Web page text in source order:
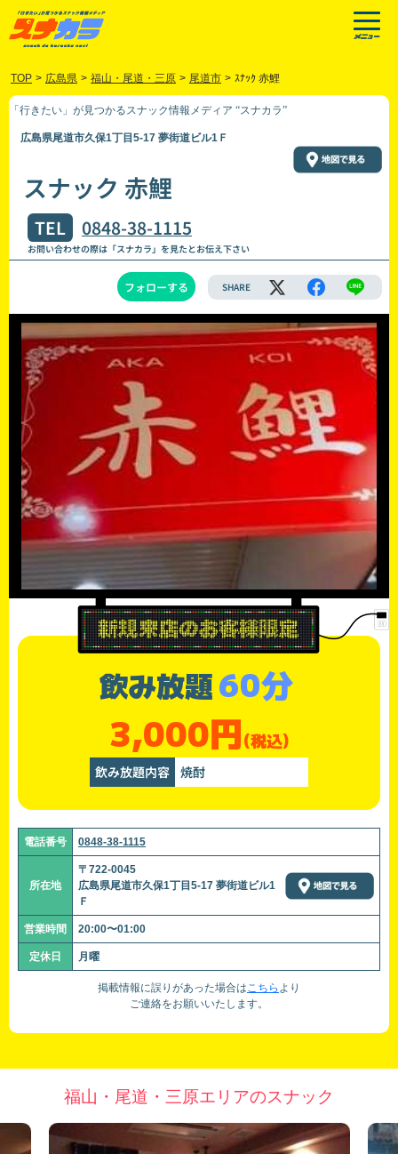
TOP > 広島県 > 福山・尾道・三原 > 尾道市 > ｽﾅｯｸ 赤鯉
「行きたい」が見つかるスナック情報メディア “スナカラ”
広島県尾道市久保1丁目5-17 夢街道ビル1Ｆ
スナック 赤鯉
TEL 0848-38-1115
お問い合わせの際は「スナカラ」を見たとお伝え下さい
フォローする SHARE
飲み放題60分
3,000円(税込)
飲み放題内容 焼酎
電話番号 0848-38-1115
所在地
〒722-0045
広島県尾道市久保1丁目5-17 夢街道ビル1
Ｆ
営業時間 20:00〜01:00
定休日 月曜
掲載情報に誤りがあった場合はこちら より
ご連絡をお願いいたします。
福山・尾道・三原エリアのスナック